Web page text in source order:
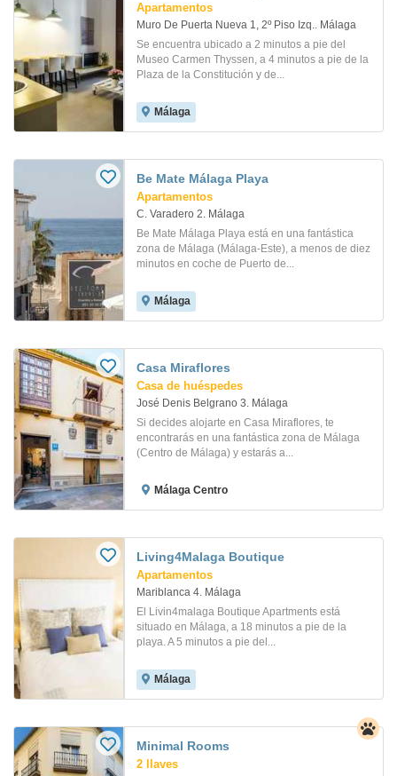
Apartamentos
Muro De Puerta Nueva 1, 2º Piso Izq.. Málaga
Se encuentra ubicado a 2 minutos a pie del
Museo Carmen Thyssen, a 4 minutos a pie de la
Plaza de la Constitución y de...
Málaga
Be Mate Málaga Playa
Apartamentos
C. Varadero 2. Málaga
Be Mate Málaga Playa está en una fantástica
zona de Málaga (Málaga-Este), a menos de diez
minutos en coche de Puerto de...
Málaga
Casa Miraflores
Casa de huéspedes
José Denis Belgrano 3. Málaga
Si decides alojarte en Casa Miraflores, te
encontrarás en una fantástica zona de Málaga
(Centro de Málaga) y estarás a...
Málaga Centro
Living4Malaga Boutique
Apartamentos
Mariblanca 4. Málaga
El Livin4malaga Boutique Apartments está
situado en Málaga, a 18 minutos a pie de la
playa. A 5 minutos a pie del...
Málaga
Minimal Rooms
2 llaves